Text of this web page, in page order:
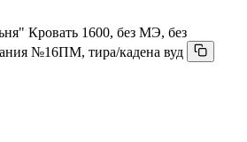
Кровать 1600, без МЭ, без
№16ПМ, тира/кадена вуд